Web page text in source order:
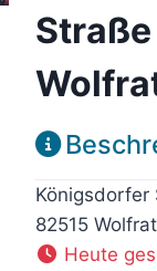
Königsdorfer
82515
Heute